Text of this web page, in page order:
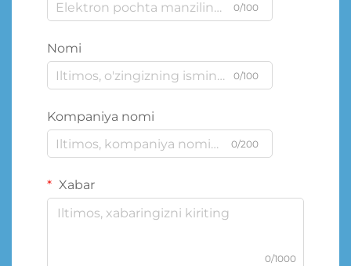
0/100
Nomi
0/100
Kompaniya nomi
0/200
Xabar
0/1000